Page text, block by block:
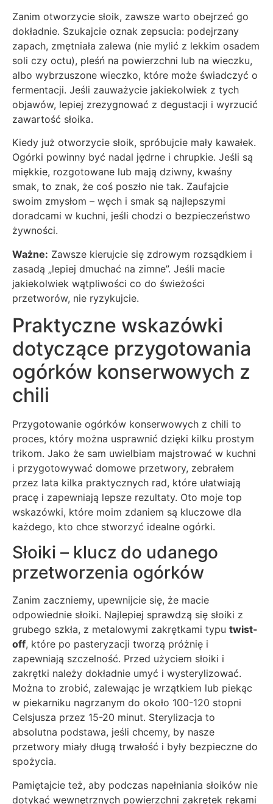
Zanim otworzycie słoik, zawsze warto obejrzeć go
dokładnie. Szukajcie oznak zepsucia: podejrzany
zapach, zmętniała zalewa (nie mylić z lekkim osadem
soli czy octu), pleśń na powierzchni lub na wieczku,
albo wybrzuszone wieczko, które może świadczyć o
fermentacji. Jeśli zauważycie jakiekolwiek z tych
objawów, lepiej zrezygnować z degustacji i wyrzucić
zawartość słoika.
Kiedy już otworzycie słoik, spróbujcie mały kawałek.
Ogórki powinny być nadal jędrne i chrupkie. Jeśli są
miękkie, rozgotowane lub mają dziwny, kwaśny
smak, to znak, że coś poszło nie tak. Zaufajcie
swoim zmysłom – węch i smak są najlepszymi
doradcami w kuchni, jeśli chodzi o bezpieczeństwo
żywności.
Ważne: Zawsze kierujcie się zdrowym rozsądkiem i
zasadą „lepiej dmuchać na zimne”. Jeśli macie
jakiekolwiek wątpliwości co do świeżości
przetworów, nie ryzykujcie.
Praktyczne wskazówki
dotyczące przygotowania
ogórków konserwowych z
chili
Przygotowanie ogórków konserwowych z chili to
proces, który można usprawnić dzięki kilku prostym
trikom. Jako że sam uwielbiam majstrować w kuchni
i przygotowywać domowe przetwory, zebrałem
przez lata kilka praktycznych rad, które ułatwiają
pracę i zapewniają lepsze rezultaty. Oto moje top
wskazówki, które moim zdaniem są kluczowe dla
każdego, kto chce stworzyć idealne ogórki.
Słoiki – klucz do udanego
przetworzenia ogórków
Zanim zaczniemy, upewnijcie się, że macie
odpowiednie słoiki. Najlepiej sprawdzą się słoiki z
grubego szkła, z metalowymi zakrętkami typu twist-
off, które po pasteryzacji tworzą próżnię i
zapewniają szczelność. Przed użyciem słoiki i
zakrętki należy dokładnie umyć i wysterylizować.
Można to zrobić, zalewając je wrzątkiem lub piekąc
w piekarniku nagrzanym do około 100-120 stopni
Celsjusza przez 15-20 minut. Sterylizacja to
absolutna podstawa, jeśli chcemy, by nasze
przetwory miały długą trwałość i były bezpieczne do
spożycia.
Pamiętajcie też, aby podczas napełniania słoików nie
dotykać wewnętrznych powierzchni zakrętek rękami